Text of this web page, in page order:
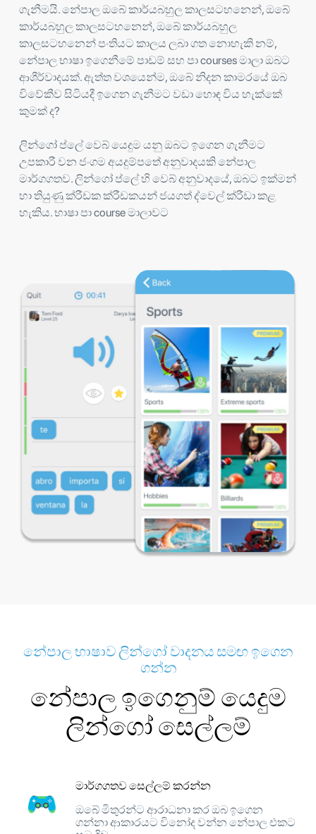
ගැනීමයි. නේපාල ඔබේ කාර්යබහුල කාලසටහනෙන්, ඔබේ
කාර්යබහුල කාලසටහනෙන්, ඔබේ කාර්යබහුල
කාලසටහනෙන් පංතියට කාලය ලබා ගත නොහැකි නම්,
නේපාල භාෂා ඉගෙනීමේ පාඩම් සහ පා courses මාලා ඔබට
ආශීර්වාදයක්. ඇත්ත වශයෙන්ම, ඔබේ නිදන කාමරයේ ඔබ
විවේකීව සිටියදී ඉගෙන ගැනීමට වඩා හොඳ විය හැක්කේ
කුමක් ද?
ලින්ගෝ ප්ලේ වෙබ් යෙදුම යනු ඔබට ඉගෙන ගැනීමට
උපකාරී වන ජංගම අයදුම්පතේ අනුවාදයකි නේපාල
මාර්ගගතව. ලින්ගෝ ප්ලේ හි වෙබ් අනුවාදයේ, ඔබට ඉක්මන්
හා තියුණු ක්රීඩක ක්රීඩකයන් ජයගත් ද්වෙල් ක්රීඩා කළ
හැකිය. භාෂා පා course මාලාවට
නේපාල භාෂාව ලින්ගෝ වාදනය සමඟ ඉගෙන
ගන්න
නේපාල ඉගෙනුම් යෙදුම
ලින්ගෝ සෙල්ලම්
මාර්ගගතව සෙල්ලම් කරන්න
ඔබේ මිතුරන්ට ආරාධනා කර ඔබ ඉගෙන
ගන්නා ආකාරයට විනෝද වන්න නේපාල එකට